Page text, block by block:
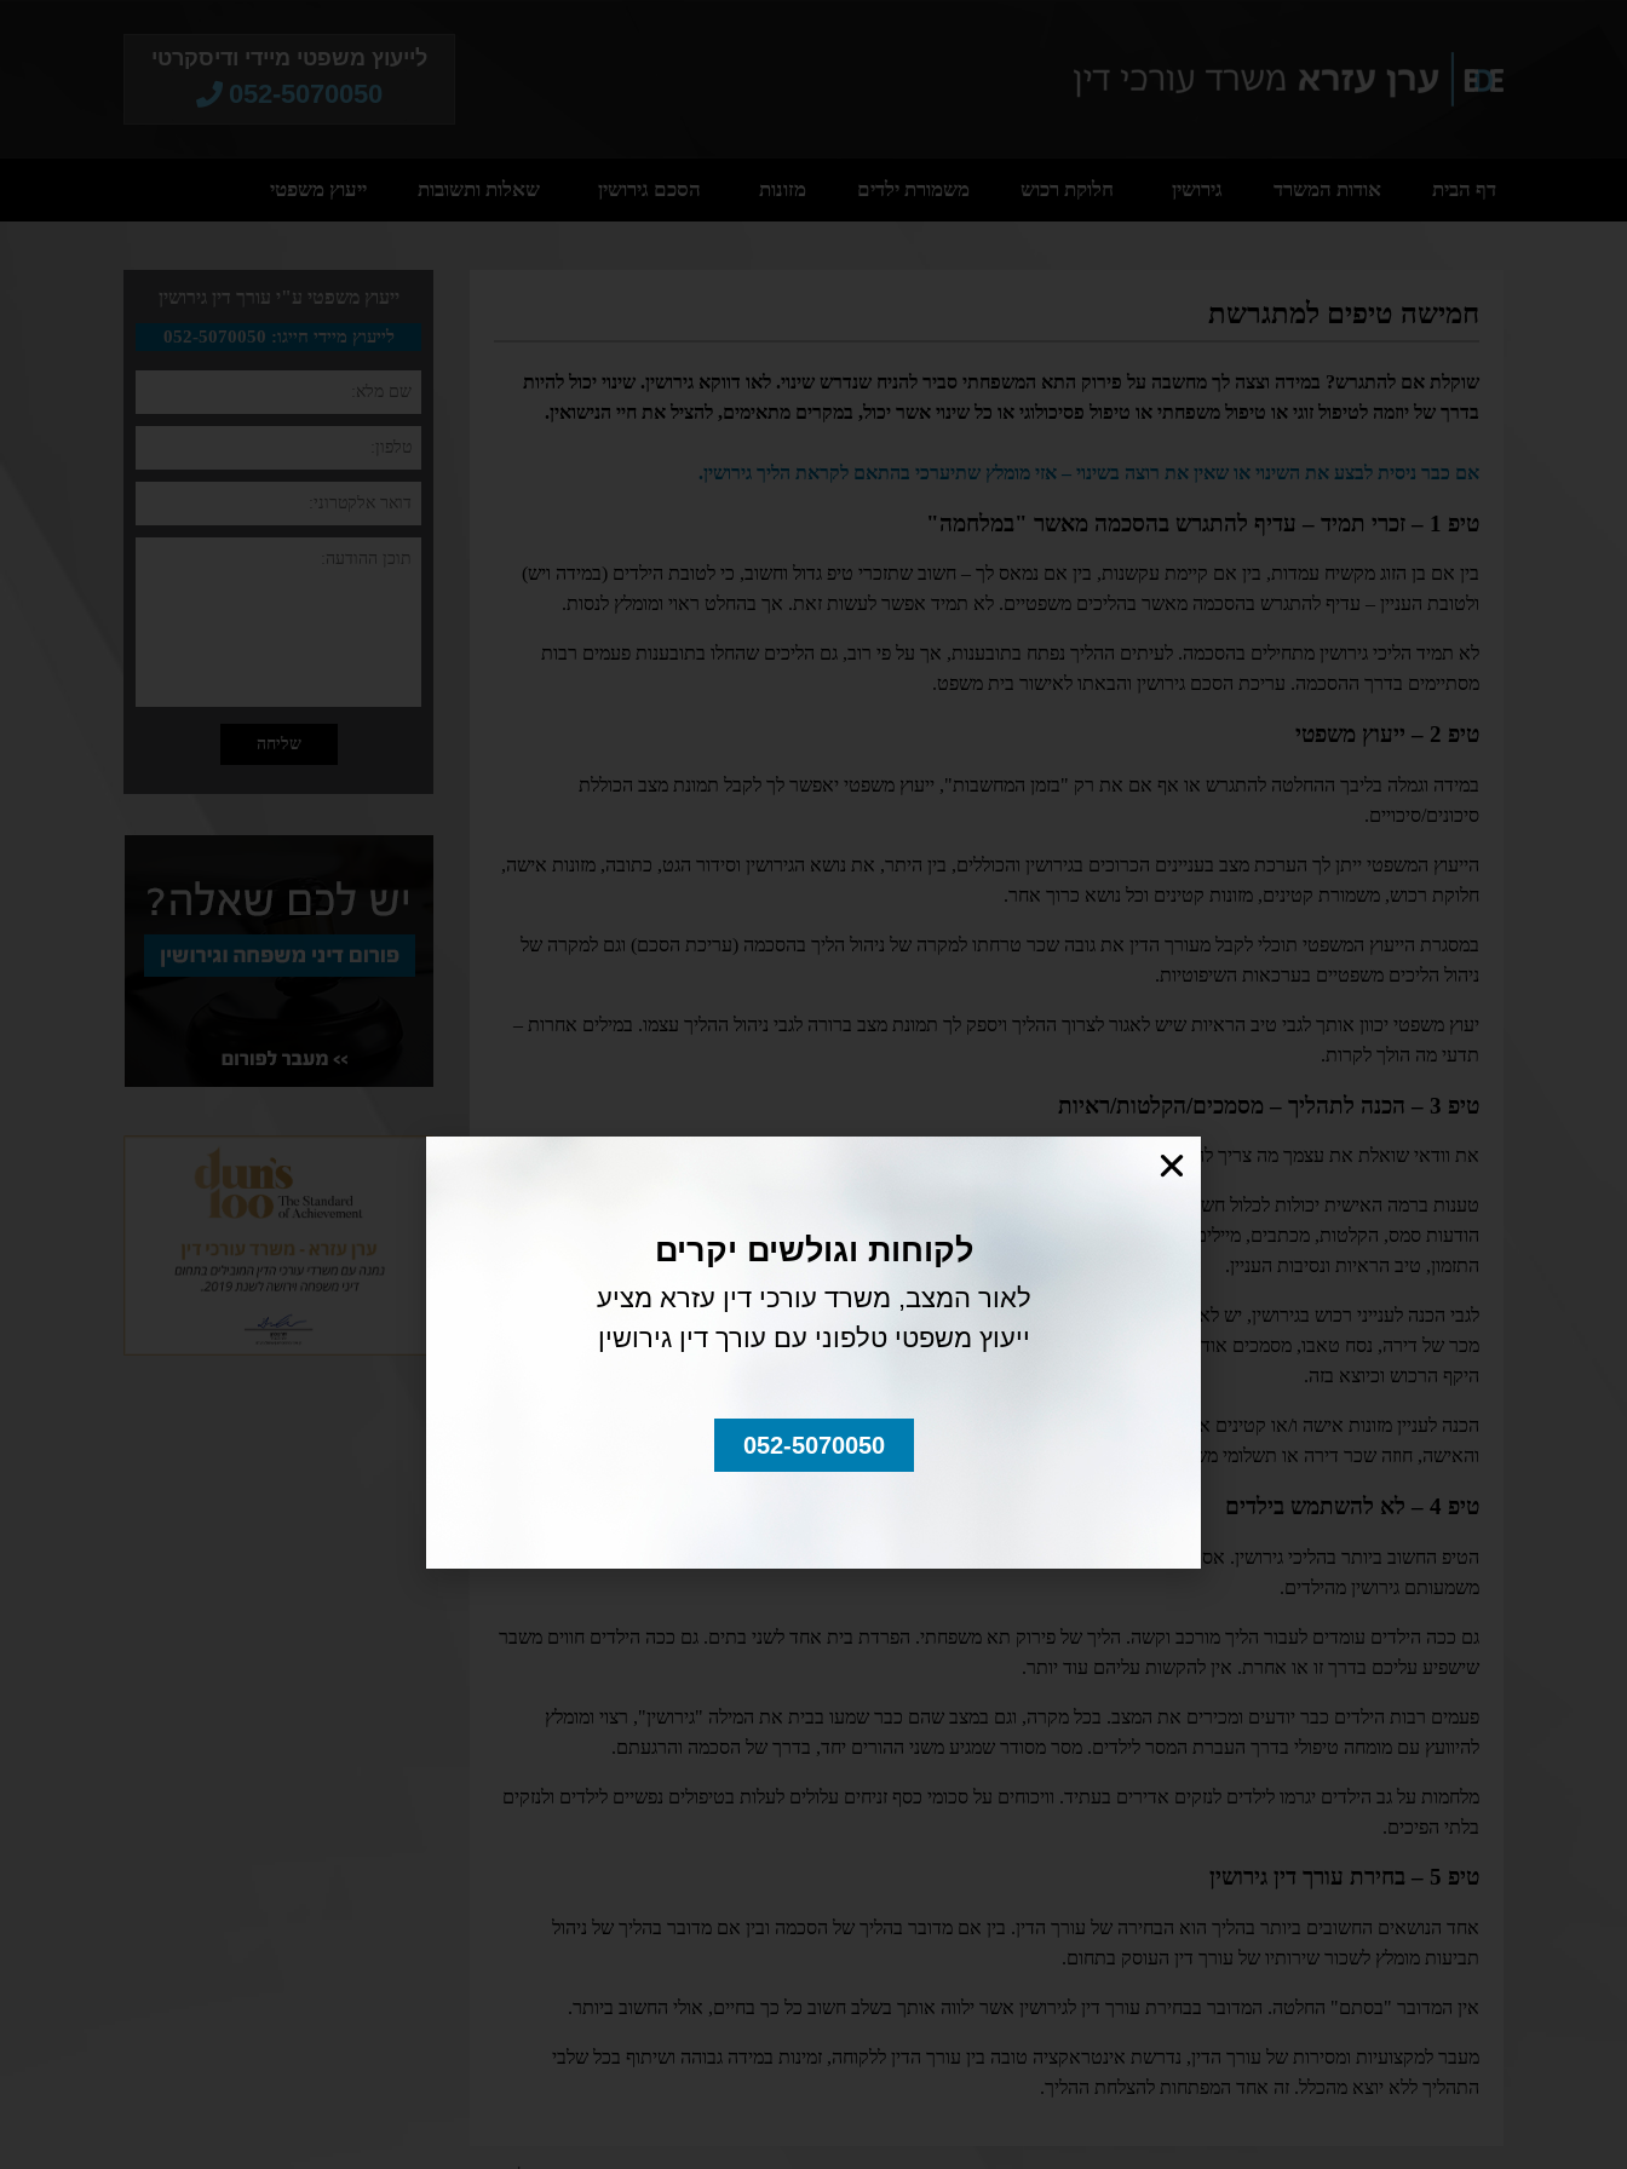
לייעוץ משפטי מיידי ודיסקרטי
052-5070050​
דף הבית אודות המשרד גירושין חלוקת רכוש משמורת ילדים מזונות הסכם גירושין שאלות ותשובות ייעוץ משפטי
חמישה טיפים למתגרשת
שוקלת אם להתגרש? במידה וצצה לך מחשבה על פירוק התא המשפחתי סביר להניח שנדרש שינוי. לאו דווקא גירושין. שינוי יכול להיות
בדרך של יוזמה לטיפול זוגי או טיפול משפחתי או טיפול פסיכולוגי או כל שינוי אשר יכול, במקרים מתאימים, להציל את חיי הנישואין.
אם כבר ניסית לבצע את השינוי או שאין את רוצה בשינוי – אזי מומלץ שתיערכי בהתאם לקראת הליך גירושין.
טיפ 1 – זכרי תמיד – עדיף להתגרש בהסכמה מאשר "במלחמה"
בין אם בן הזוג מקשיח עמדות, בין אם קיימת עקשנות, בין אם נמאס לך – חשוב שתזכרי טיפ גדול וחשוב, כי לטובת הילדים (במידה ויש)
ולטובת העניין – עדיף להתגרש בהסכמה מאשר בהליכים משפטיים. לא תמיד אפשר לעשות זאת. אך בהחלט ראוי ומומלץ לנסות.
לא תמיד הליכי גירושין מתחילים בהסכמה. לעיתים ההליך נפתח בתובענות, אך על פי רוב, גם הליכים שהחלו בתובענות פעמים רבות
מסתיימים בדרך ההסכמה. עריכת הסכם גירושין והבאתו לאישור בית משפט.
טיפ 2 – ייעוץ משפטי
במידה וגמלה בליבך ההחלטה להתגרש או אף אם את רק "בזמן המחשבות", ייעוץ משפטי יאפשר לך לקבל תמונת מצב הכוללת
סיכונים/סיכויים.
הייעוץ המשפטי ייתן לך הערכת מצב בעניינים הכרוכים בגירושין והכוללים, בין היתר, את נושא הגירושין וסידור הגט, כתובה, מזונות אישה,
חלוקת רכוש, משמורת קטינים, מזונות קטינים וכל נושא כרוך אחר.
במסגרת הייעוץ המשפטי תוכלי לקבל מעורך הדין את גובה שכר טרחתו למקרה של ניהול הליך בהסכמה (עריכת הסכם) וגם למקרה של
ניהול הליכים משפטיים בערכאות השיפוטיות.
יעוץ משפטי יכוון אותך לגבי טיב הראיות שיש לאגור לצרוך ההליך ויספק לך תמונת מצב ברורה לגבי ניהול ההליך עצמו. במילים אחרות –
תדעי מה הולך לקרות.
טיפ 3 – הכנה לתהליך – מסמכים/הקלטות/ראיות
את וודאי שואלת את עצמך מה צריך להכין לתהליך זה. ובכן, יש לאגד את כל הראיות שיכולות להוכיח את טענותייך.
טענות ברמה האישית יכולות לכלול חשד לבגידה, התנהגות לא מוסרית של בן הזוג, ולכך יש לאסוף ראיות אשר יוכיחו את הטענות. לדוגמא:
הודעות סמס, הקלטות, מכתבים, מיילים וכיוצא בזה. במידה ושקלת לשכור שירותיו של חוקר פרטי מומלץ להיוועץ עם עורך דין לגבי
התזמון, טיב הראיות ונסיבות העניין.
לגבי הכנה לענייני רכוש בגירושין, יש לאגד את כל הראיות והמסמכים שיוכיחו את טענותייך. באופן כללי – יש לאסוף מסמכים בדבר חוזה
מכר של דירה, נסח טאבו, מסמכים אודות הלוואות כאלו ואחרות, חשבונות בנק, במצב של עסקים – דוחות רווח והפסד, מסמכים אודות
היקף הרכוש וכיוצא בזה.
הכנה לעניין מזונות אישה ו/או קטינים אמורה לכלול את תיעוד הכנסות הצדדים ל 12 החודשים שקדמו, רמת החיים, הוכחת צרכי הילדים
והאישה, חוזה שכר דירה או תשלומי משכנתא וכיוצא בזה.
טיפ 4 – לא להשתמש בילדים
הטיפ החשוב ביותר בהליכי גירושין. אסור לערב את הילדים בהליך. הילדים הם רק ילדים. הם לא "כלי" בגירושין. גירושין בין בני זוג אין
משמעותם גירושין מהילדים.
גם ככה הילדים עומדים לעבור הליך מורכב וקשה. הליך של פירוק תא משפחתי. הפרדת בית אחד לשני בתים. גם ככה הילדים חווים משבר
שישפיע עליכם בדרך זו או אחרת. אין להקשות עליהם עוד יותר.
פעמים רבות הילדים כבר יודעים ומכירים את המצב. בכל מקרה, וגם במצב שהם כבר שמעו בבית את המילה "גירושין", רצוי ומומלץ
להיוועץ עם מומחה טיפולי בדרך העברת המסר לילדים. מסר מסודר שמגיע משני ההורים יחד, בדרך של הסכמה והרגעתם.
מלחמות על גב הילדים יגרמו לילדים לנזקים אדירים בעתיד. וויכוחים על סכומי כסף זניחים עלולים לעלות בטיפולים נפשיים לילדים ולנזקים
בלתי הפיכים.
טיפ 5 – בחירת עורך דין גירושין
אחד הנושאים החשובים ביותר בהליך הוא הבחירה של עורך הדין. בין אם מדובר בהליך של הסכמה ובין אם מדובר בהליך של ניהול
תביעות מומלץ לשכור שירותיו של עורך דין העוסק בתחום.
אין המדובר "בסתם" החלטה. המדובר בבחירת עורך דין לגירושין אשר ילווה אותך בשלב חשוב כל כך בחיים, אולי החשוב ביותר.
מעבר למקצועיות ומסירות של עורך הדין, נדרשת אינטראקציה טובה בין עורך הדין ללקוחה, זמינות במידה גבוהה ושיתוף בכל שלבי
התהליך ללא יוצא מהכלל. זה אחד המפתחות להצלחת ההליך.
ייעוץ משפטי ע"י עורך דין גירושין
לייעוץ מיידי חייגו: 052-5070050
לקוחות וגולשים יקרים
לאור המצב, משרד עורכי דין עזרא מציע
ייעוץ משפטי טלפוני עם עורך דין גירושין
052-5070050